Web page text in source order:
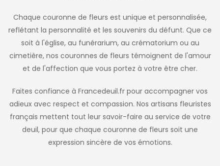
Chaque couronne de fleurs est unique et personnalisée,
reflétant la personnalité et les souvenirs du défunt. Que ce
soit à l'église, au funérarium, au crématorium ou au
cimetière, nos couronnes de fleurs témoignent de l'amour
et de l'affection que vous portez à votre être cher.
Faites confiance à Francedeuil.fr pour accompagner vos
adieux avec respect et compassion. Nos artisans fleuristes
français mettent tout leur savoir-faire au service de votre
deuil, pour que chaque couronne de fleurs soit une
expression sincère de vos émotions.